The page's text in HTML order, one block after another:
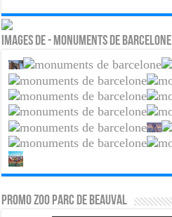
Images de - Monuments de Barcelone
PROMO ZOO PARC DE BEAUVAL